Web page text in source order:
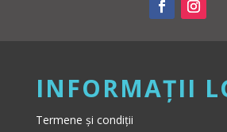
INFORMAȚII
Termene și condiții